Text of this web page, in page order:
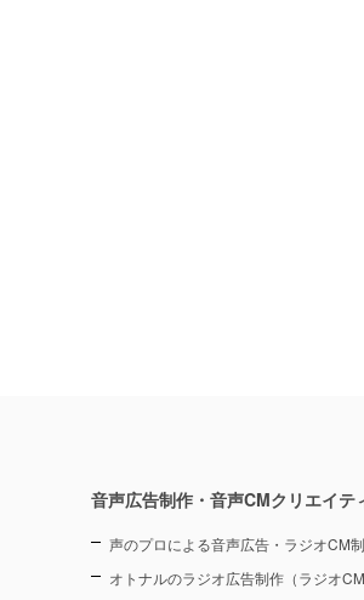
音声広告制作・音声CMクリエイテ
声のプロによる音声広告・ラジオCM
オトナルのラジオ広告制作（ラジオCM